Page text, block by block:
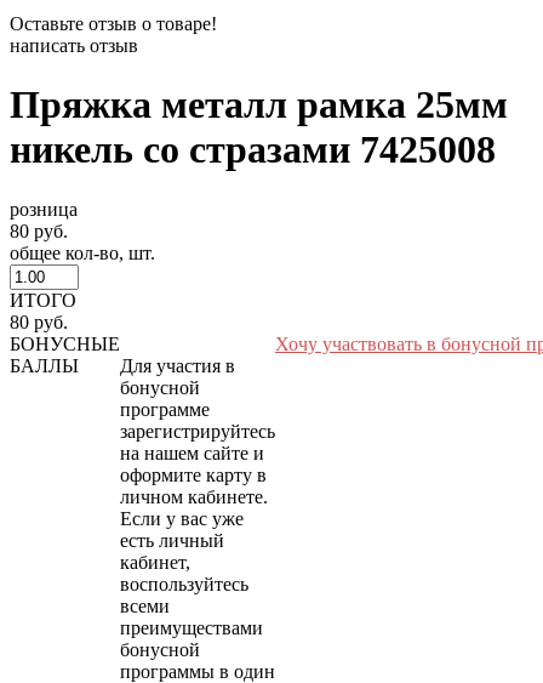
Оставьте отзыв о товаре!
написать отзыв
Пряжка металл рамка 25мм
никель со стразами 7425008
розница
80 руб.
общее кол-во, шт.
ИТОГО
80 руб.
БОНУСНЫЕ
БАЛЛЫ
Для участия в
бонусной
программе
зарегистрируйтесь
на нашем сайте и
оформите карту в
личном кабинете.
Если у вас уже
есть личный
кабинет,
воспользуйтесь
всеми
преимуществами
бонусной
программы в один
Хочу участвовать в бонусной